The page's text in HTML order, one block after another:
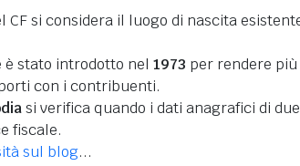
CF si considera il luogo di nascita
è stato introdotto nel 1973 per rendere
con i contribuenti.
si verifica quando i dati anagrafici di
fiscale.
sul blog...